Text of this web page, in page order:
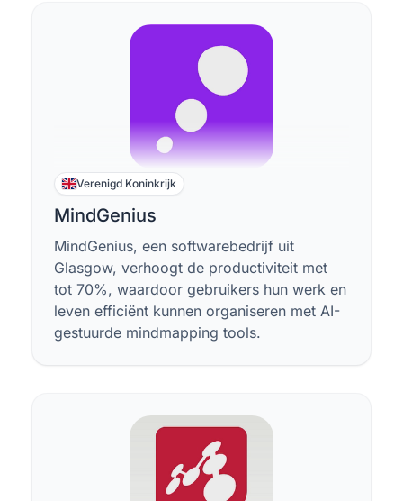
Verenigd Koninkrijk
MindGenius
MindGenius, een softwarebedrijf uit
Glasgow, verhoogt de productiviteit met
tot 70%, waardoor gebruikers hun werk en
leven efficiënt kunnen organiseren met AI-
gestuurde mindmapping tools.